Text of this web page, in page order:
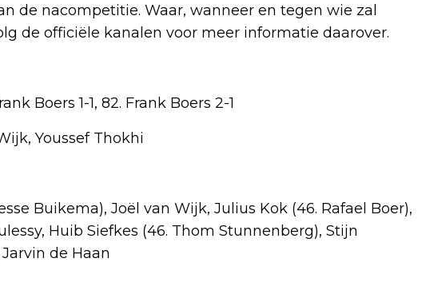
de nacompetitie. Waar, wanneer en tegen wie zal
de officiële kanalen voor meer informatie daarover.
Boers 1-1, 82. Frank Boers 2-1
Youssef Thokhi
Buikema), Joël van Wijk, Julius Kok (46. Rafael Boer),
Huib Siefkes (46. Thom Stunnenberg), Stijn
de Haan